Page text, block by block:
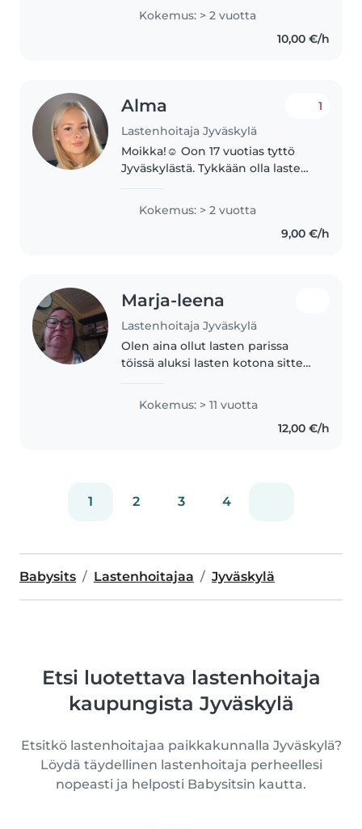
kanssa työskentelystä. Olen
Työskentelen mielellään kaiken..
Kokemus: > 2 vuotta
10,00 €/h
Alma
Lastenhoitaja Jyväskylä
1
Moikka!☺️ Oon 17 vuotias tyttö
Jyväskylästä. Tykkään olla lasten
tosi helppoa, koska oon ollut
lasten kanssa tekemisissä monta
Kokemus: > 2 vuotta
9,00 €/h
Marja-leena
Lastenhoitaja Jyväskylä
Olen aina ollut lasten parissa
töissä aluksi lasten kotona sitten
viellä 16vuotta päiväkodissa.
Itselläni on 3poikaa jotka ovat jo
Kokemus: > 11 vuotta
12,00 €/h
1 2 3 4
Babysits Lastenhoitajaa Jyväskylä
Etsi luotettava lastenhoitaja
kaupungista Jyväskylä
Etsitkö lastenhoitajaa paikkakunnalla Jyväskylä?
Löydä täydellinen lastenhoitaja perheellesi
nopeasti ja helposti Babysitsin kautta.